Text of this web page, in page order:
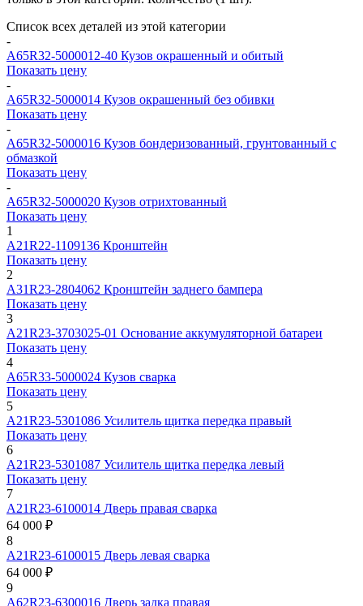
Список всех деталей из этой категории
-
A65R32-5000012-40 Кузов окрашенный и обитый
Показать цену
-
A65R32-5000014 Кузов окрашенный без обивки
Показать цену
-
A65R32-5000016 Кузов бондеризованный, грунтованный с
обмазкой
Показать цену
-
A65R32-5000020 Кузов отрихтованный
Показать цену
1
А21R22-1109136 Кронштейн
Показать цену
2
А31R23-2804062 Кронштейн заднего бампера
Показать цену
3
А21R23-3703025-01 Основание аккумуляторной батареи
Показать цену
4
А65R33-5000024 Кузов сварка
Показать цену
5
А21R23-5301086 Усилитель щитка передка правый
Показать цену
6
А21R23-5301087 Усилитель щитка передка левый
Показать цену
7
А21R23-6100014 Дверь правая сварка
64 000 ₽
8
А21R23-6100015 Дверь левая сварка
64 000 ₽
9
А62R23-6300016 Дверь задка правая